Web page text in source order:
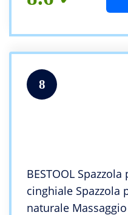
8
BESTOOL
cinghiale Spazzola
naturale